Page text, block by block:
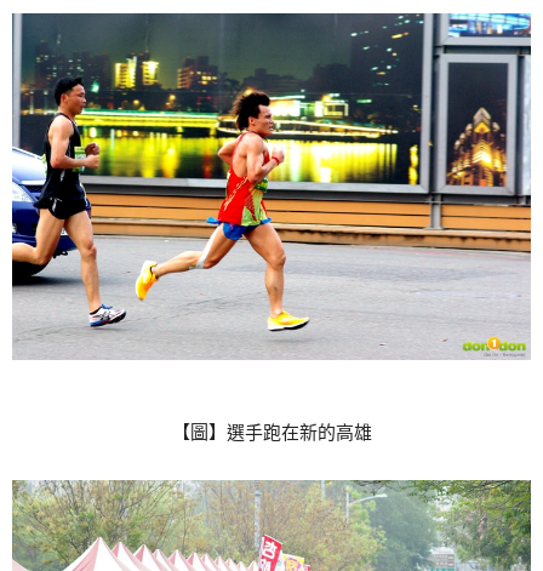
【圖】選手跑在新的高雄